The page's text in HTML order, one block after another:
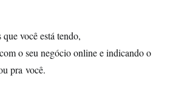
você está tendo,
o seu negócio online e indicando o
pra você.